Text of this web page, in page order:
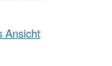
Ansicht